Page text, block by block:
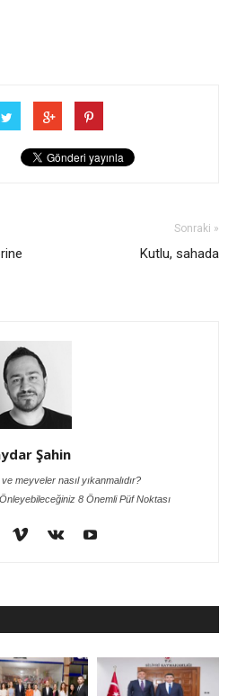
Sonraki »
Kutlu, sahada
Şahin
meyveler nasıl yıkanmalıdır?
8 Önemli Püf Noktası